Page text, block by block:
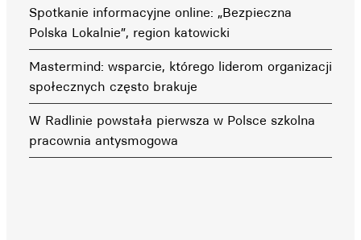
Spotkanie informacyjne online: „Bezpieczna
Polska Lokalnie”, region katowicki
Mastermind: wsparcie, którego liderom organizacji
społecznych często brakuje
W Radlinie powstała pierwsza w Polsce szkolna
pracownia antysmogowa